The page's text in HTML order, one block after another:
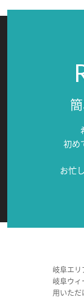
初め
お忙
岐阜エ
岐阜ウ
用いただ